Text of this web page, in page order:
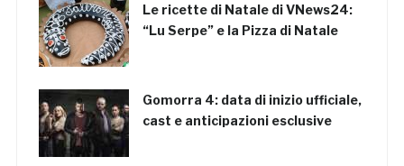
Le ricette di Natale di VNews24:
“Lu Serpe” e la Pizza di Natale
Gomorra 4: data di inizio ufficiale,
cast e anticipazioni esclusive